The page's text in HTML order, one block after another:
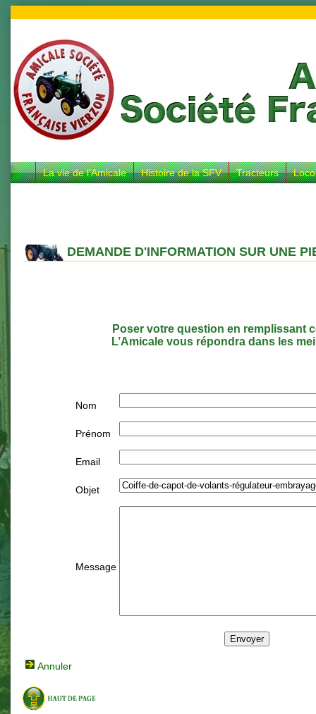
La vie de l’Amicale Histoire de la SFV Tracteurs
DEMANDE D'INFORMATION SUR UNE
Poser votre question en remplissant
L’Amicale vous répondra dans les
Nom
Prénom
Email
Objet
Message
Annuler